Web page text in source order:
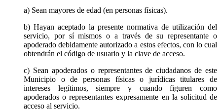
a) Sean mayores de edad (en personas físicas).
b) Hayan aceptado la presente normativa de utilización del
servicio, por sí mismos o a través de su representante o
apoderado debidamente autorizado a estos efectos, con lo cual
obtendrán el código de usuario y la clave de acceso.
c) Sean apoderados o representantes de ciudadanos de este
Municipio o de personas físicas o jurídicas titulares de
intereses legítimos, siempre y cuando figuren como
apoderados o representantes expresamente en la solicitud de
acceso al servicio.